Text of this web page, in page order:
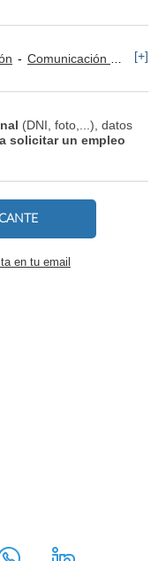
Comunicación Corporativa [+]
(DNI, foto,...), datos
solicitar un empleo
en tu email